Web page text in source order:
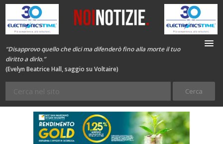
“Disapprovo quello che dici ma difenderò fino alla morte il tuo
diritto a dirlo.”
(Evelyn Beatrice Hall, saggio su Voltaire)